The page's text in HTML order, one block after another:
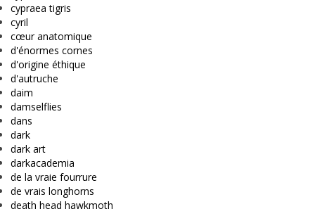
cypraea tigris
cyril
cœur anatomique
d'énormes cornes
d'origine éthique
d'autruche
daim
damselflies
dans
dark
dark art
darkacademia
de la vraie fourrure
de vrais longhorns
death head hawkmoth